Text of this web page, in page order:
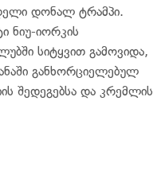
დონალ ტრამპი.
ნიუ-იორკის
სიტყვით გამოვიდა,
განხორციელებულ
შედეგებსა და კრემლის